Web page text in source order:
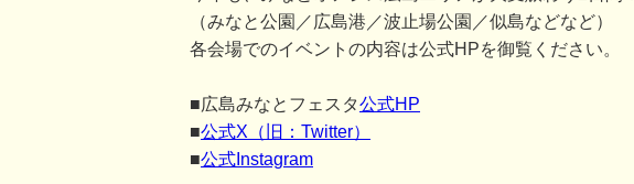
（みなと公園／広島港／波止場公園／似島などなど）
各会場でのイベントの内容は公式HPを御覧ください。
■広島みなとフェスタ公式HP
■公式X（旧：Twitter）
■公式Instagram